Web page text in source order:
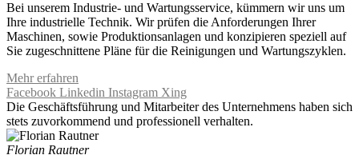
Bei unserem Industrie- und Wartungsservice, kümmern wir uns um
Ihre industrielle Technik. Wir prüfen die Anforderungen Ihrer
Maschinen, sowie Produktionsanlagen und konzipieren speziell auf
Sie zugeschnittene Pläne für die Reinigungen und Wartungszyklen.
Mehr erfahren
Facebook Linkedin Instagram Xing
Die Geschäftsführung und Mitarbeiter des Unternehmens haben sich
stets zuvorkommend und professionell verhalten.
Florian Rautner